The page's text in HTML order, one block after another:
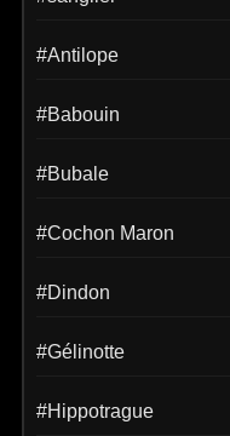
#Antilope
#Babouin
#Bubale
#Cochon Maron
#Dindon
#Gélinotte
#Hippotrague